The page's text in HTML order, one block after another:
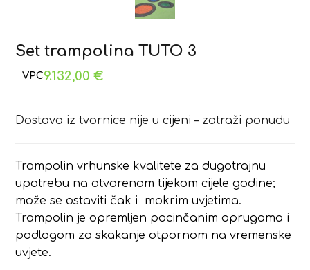
Set trampolina TUTO 3
9.132,00€
Dostava iz tvornice nije u cijeni – zatraži ponudu
Trampolin vrhunske kvalitete za dugotrajnu
upotrebu na otvorenom tijekom cijele godine;
može se ostaviti čak i mokrim uvjetima.
Trampolin je opremljen pocinčanim oprugama i
podlogom za skakanje otpornom na vremenske
uvjete.